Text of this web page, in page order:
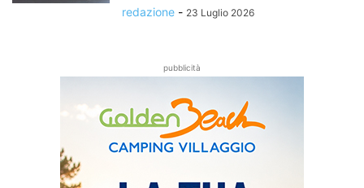
redazione - 23 Luglio 2026
pubblicità